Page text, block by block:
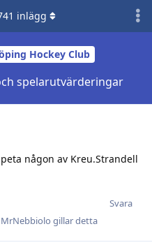
Hockey Club
spelarutvärderingar
inlägg
någon av Kreu.Strandell
Svara
MrNebbiolo gillar detta